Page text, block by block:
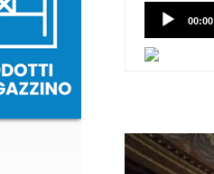
Lettore
Audio
00:00